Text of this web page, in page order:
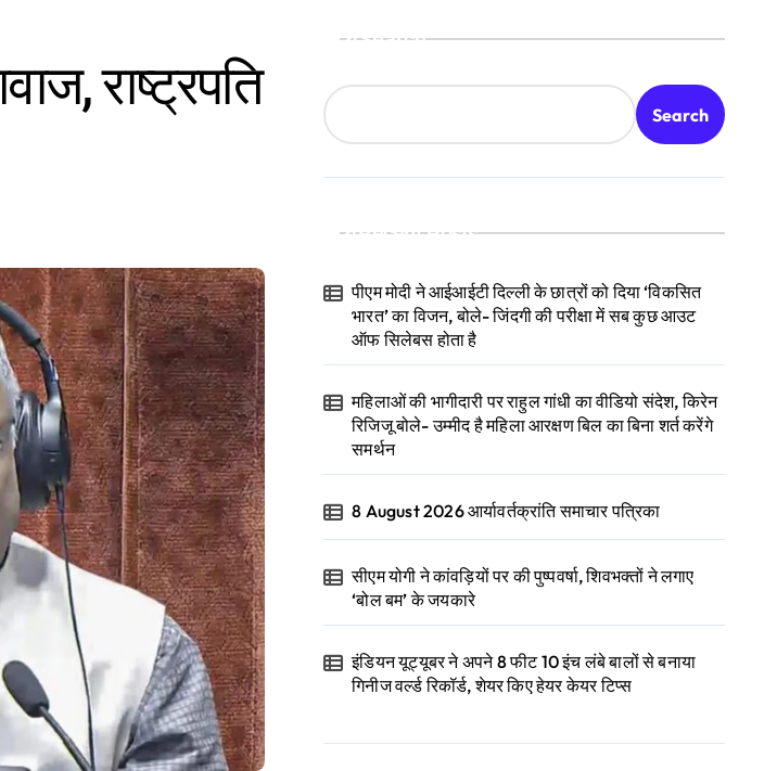
राष्ट्रपति
Search
Search
Recent Posts
पीएम मोदी ने आईआईटी दिल्ली के छात्रों को दिया ‘विकसित
भारत’ का विजन, बोले- जिंदगी की परीक्षा में सब कुछ आउट
ऑफ सिलेबस होता है
महिलाओं की भागीदारी पर राहुल गांधी का वीडियो संदेश, किरेन
रिजिजू बोले- उम्मीद है महिला आरक्षण बिल का बिना शर्त करेंगे
समर्थन
8 August 2026 आर्यावर्तक्रांति समाचार पत्रिका
सीएम योगी ने कांवड़ियों पर की पुष्पवर्षा, शिवभक्तों ने लगाए
‘बोल बम’ के जयकारे
इंडियन यूट्यूबर ने अपने 8 फीट 10 इंच लंबे बालों से बनाया
गिनीज वर्ल्ड रिकॉर्ड, शेयर किए हेयर केयर टिप्स